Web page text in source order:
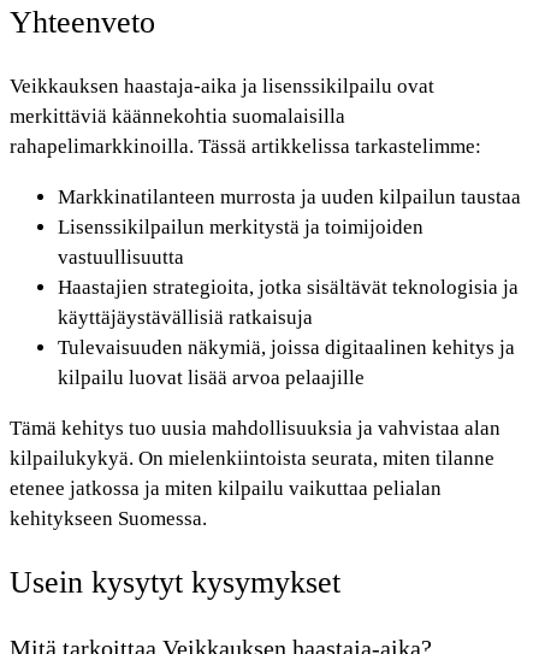
Yhteenveto
Veikkauksen haastaja-aika ja lisenssikilpailu ovat
merkittäviä käännekohtia suomalaisilla
rahapelimarkkinoilla. Tässä artikkelissa tarkastelimme:
Markkinatilanteen murrosta ja uuden kilpailun taustaa
Lisenssikilpailun merkitystä ja toimijoiden
vastuullisuutta
Haastajien strategioita, jotka sisältävät teknologisia ja
käyttäjäystävällisiä ratkaisuja
Tulevaisuuden näkymiä, joissa digitaalinen kehitys ja
kilpailu luovat lisää arvoa pelaajille
Tämä kehitys tuo uusia mahdollisuuksia ja vahvistaa alan
kilpailukykyä. On mielenkiintoista seurata, miten tilanne
etenee jatkossa ja miten kilpailu vaikuttaa pelialan
kehitykseen Suomessa.
Usein kysytyt kysymykset
Mitä tarkoittaa Veikkauksen haastaja-aika?